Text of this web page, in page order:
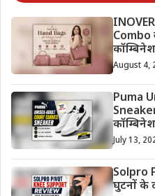
Combo
August 4,
Puma
July 13,
Solpro
घुटनों के